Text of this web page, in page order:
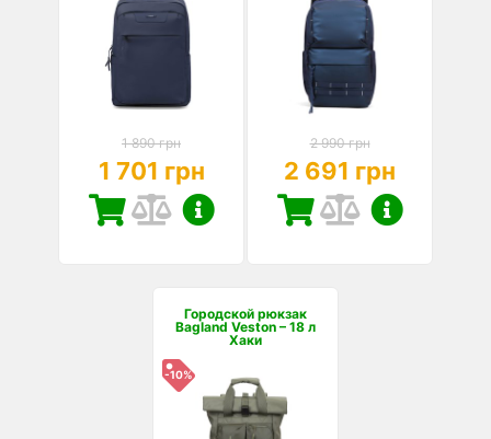
1 890 грн
1 701 грн
2 990 грн
2 691 грн
Городской рюкзак
Bagland Veston – 18 л
Хаки
-10%